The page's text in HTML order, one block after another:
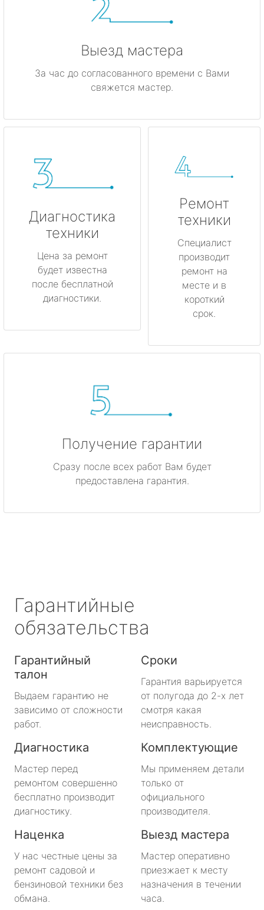
Выезд мастера
За час до согласованного времени с Вами
свяжется мастер.
Диагностика
техники
Цена за ремонт
будет известна
после бесплатной
диагностики.
Ремонт
техники
Специалист
производит
ремонт на
месте и в
короткий
срок.
Получение гарантии
Сразу после всех работ Вам будет
предоставлена гарантия.
Гарантийные
обязательства
Гарантийный
талон
Выдаем гарантию не
зависимо от сложности
работ.
Сроки
Гарантия варьируется
от полугода до 2-х лет
смотря какая
неисправность.
Диагностика
Мастер перед
ремонтом совершенно
бесплатно производит
диагностику.
Комплектующие
Мы применяем детали
только от
официального
производителя.
Наценка
У нас честные цены за
ремонт садовой и
бензиновой техники без
обмана.
Выезд мастера
Мастер оперативно
приезжает к месту
назначения в течении
часа.